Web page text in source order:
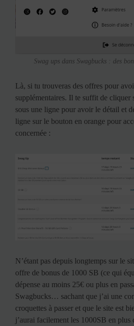
Swag ups dans Swagbucks : des
Là, si tu trouveras des offres pour
supplémentaires. Il te suffit de cliquer
sous une ligne pour avoir le détail et
ligne sur le bouton en orange pour
concernée :
N’étant pas depuis longtemps sur le
offre de bonus de 1000 SB (ce qui
dépense au moins 25€ ou plus en
Swagbucks… sachant que j’ai une
croquettes à passer et que le site est
j’aurai facilement les 1000SB en